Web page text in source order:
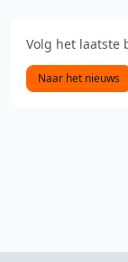
Volg het laatste
Naar het nieuws